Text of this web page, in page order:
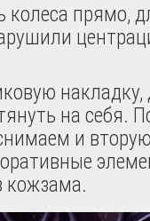
прямо,
накладку,
на себя.
и
кожзама.